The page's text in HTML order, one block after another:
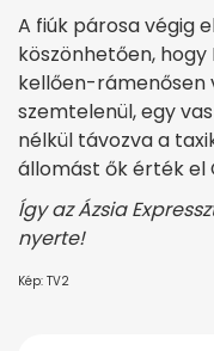
A fiúk párosa végig
köszönhetően,
kellően-rámenősen
szemtelenül, egy
nélkül távozva a
állomást ők érték el
Így az Ázsia
nyerte!
Kép: TV2